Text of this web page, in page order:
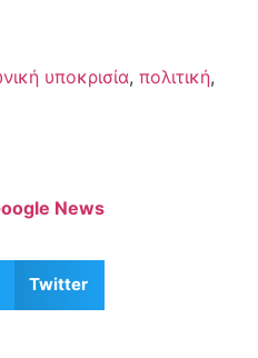
υποκρισία,πολιτική,
News
Twitter